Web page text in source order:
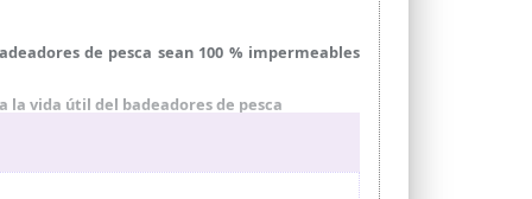
de pesca sean 100 % impermeables
la vida útil del badeadores de pesca
en forma de H con hebillas y cinturón, el
pesca, caza, trabajo agrícola o cualquier otra